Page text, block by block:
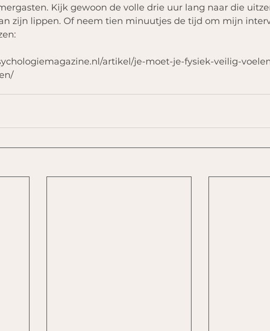
Kijk gewoon de volle drie uur lang naar die
zijn lippen. Of neem tien minuutjes de tijd om mijn
artikel/je-moet-je-fysiek-veilig-